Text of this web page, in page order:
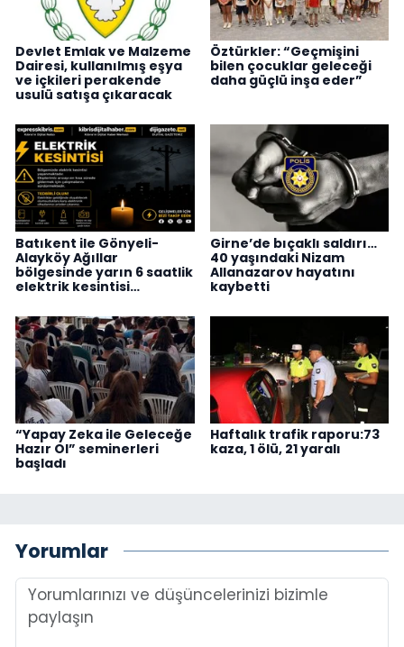
Devlet Emlak ve Malzeme
Dairesi, kullanılmış eşya
ve içkileri perakende
usulü satışa çıkaracak
Öztürkler: “Geçmişini
bilen çocuklar geleceği
daha güçlü inşa eder”
Batıkent ile Gönyeli-
Alayköy Ağıllar
bölgesinde yarın 6 saatlik
elektrik kesintisi…
Girne’de bıçaklı saldırı…
40 yaşındaki Nizam
Allanazarov hayatını
kaybetti
“Yapay Zeka ile Geleceğe
Hazır Ol” seminerleri
başladı
Haftalık trafik raporu:73
kaza, 1 ölü, 21 yaralı
Yorumlar